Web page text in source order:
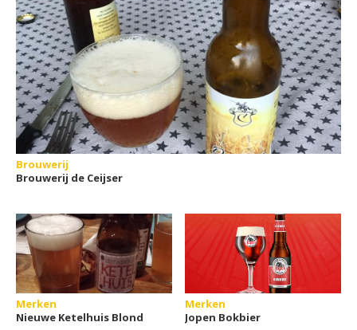
Brouwerij
Brouwerij de Ceijser
Merken
Nieuwe Ketelhuis Blond
Merken
Jopen Bokbier